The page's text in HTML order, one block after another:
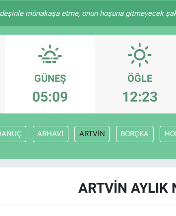
münakaşa etme, onun hoşuna gitmeyecek
GÜNEŞ
05:09
ÖĞLE
12:23
ARHAVİ ARTVİN BORÇKA
ARTVİN AYLIK